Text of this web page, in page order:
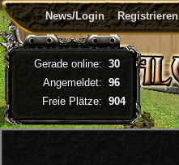
News/Login Registrieren
Gerade online: 30
Angemeldet: 96
Freie Plätze: 904